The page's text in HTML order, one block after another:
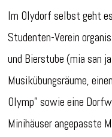
Im Olydorf selbst geht
Studenten-Verein
und Bierstube (mia san
Musikübungsräume,
Olymp” sowie eine
Minihäuser angepasste